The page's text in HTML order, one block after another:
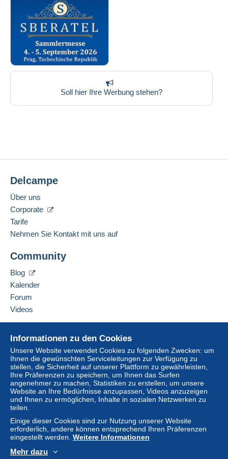
Soll hier Ihre Werbung stehen?
Informationen zu den Cookies
Unsere Website verwendet Cookies zu folgenden Zwecken: um
Ihnen die gewünschten Serviceleitungen zur Verfügung zu
stellen, die Sicherheit auf unserer Plattform zu gewährleisten,
Ihre Präferenzen zu speichern, um Ihnen das Surfen
angenehmer zu machen, Statistiken zu erstellen, um unsere
Website an Ihre Bedürfnisse anzupassen, Videos anzuzeigen
und Ihnen zu ermöglichen, Inhalte in sozialen Netzwerken zu
teilen.
Einige dieser Cookies sind zur Nutzung unserer Website
erforderlich, andere können entsprechend Ihren Präferenzen
eingestellt werden. Weitere Informationen
Mehr dazu
Delcampe
Über uns
Corporate
Tarife
Nehmen Sie Kontakt mit uns auf
Community
Blog
Kalender
Forum
Videos
Online-Hilfe
Auf Delcampe kaufen
Auf Delcampe verkaufen
Eine sichere Website